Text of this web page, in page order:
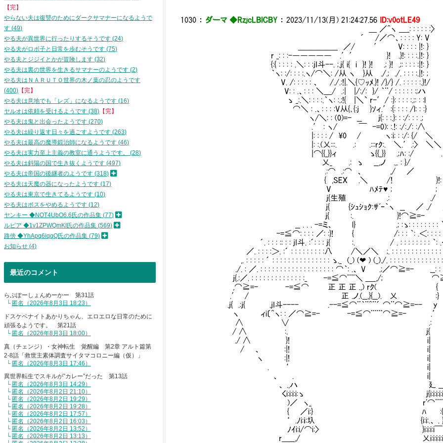
1030 ： ダーマ ◆RzjcLBlCBY ： 2023/11/13(月) 21:24:27.56
ID:v0otLE49
＿ ／^ヽ ＿_: : : : : :〉
´ /／⌒、: : : : Y: V
＿＿＿＿＿ ／/ ′ V: : : : |!: }
r _: : :-――――― .′′ }! .}!: : : :.|!: }
{:{ : : : : .＼: : :jI斗--. ;.j{ i{ i }! }! .; }! .;: : : : :|!: }
｀ヽ: :/: : : :.ヽ/⌒＼: /从 ヽⅣ}从 ./.; ./. : : : :.|!: ;
V. /: : : : : 、 /./.:!|.＼{♡ｯﾒ.}! /}/} /. : : : : :.}!/
V: : .、: : : ＼＿/ .:| |/:/: }/ ｀¨/ : : : : : :;ハ
ゝ _:.＼: : : :.｀ヽ: :.;!{ |＼` r-′/ :}: : : : :.;: : :l
⌒＼ : .、: : : :V从{､{:j }ｿィ.′:{: : : : /l: : :}
ヽ/＼: : (0)=- __ j{: : :.}: : :/: : : .;
.′ : ヽ/ ￣ -=0): :.!: :/:./: :∧
|: : : : / \0 / ヽ:i: : :/: {/ ＼
|: :.(乂:::. .: .:::rｸ:. ＼.′.:〉 ＼＼
|⌒{{_}}ィ ゝ{{_}} .;ﾊ: :/ .
乂_ .: ゝ __,ノ .,. : }/
.:⌒ .:⌒ 、 ,/ ／ .
{ ,SEX .＼ /! }!:
V ﾊﾒﾃ♥ ; ;
j{生殖 .: ./
j{ {ｼｭｼｮｸ:ｻﾞｰ｀ヽ __ ／ ./
j{ :. }!⌒≧=-
__ . . . -=ミ、 l} .; :ゝ: : : : : : : : ｀:
-=≦⌒: : : : ／: :}! { /: : : ｀: .＜: : : : : : .
´. : : : :: : : jI斗. :´: : : j{ :. / . : : : : : : : : ｀: .＜: :
／. : : : :＞. :´ : : : : : : : : :八 /＼／＼ ;. : : : : : : : : : : : : : :
,. : : : : : ´ : : : : : : : : : : : : : : : ゝ._ (_) (❤ ) (_)./. : : : : : : : : : : : : : : :
./. : ／. : : : : : : : : : : : : : : : : : : : ⌒｀: .、 V .;／⌒≧=- __: : : :
j{.:／. : : : : : : : : : : : : : :_ -=≦⌒¨¨＼ ＿_,/;
,⌒≧=- -=≦⌒ 正 正 正 .,) rｸ( {
.′ / 正 .ノ.(__,}{__). 乂 :}
.j{ .:j{ .jI斗---- .--=≦⌒¨｀¨^¨´
ヽ ィi〔^ヽ: : ／⌒≧=- -
∧ ∨ .:
/ ∧ :. j{
./ ∧ }! i|
/ 、 :|! i|
ヽ :|! i|
. ‘ i|
、 . i|
、 .,ハ 廴
くi:i:i:i:ゝ
)／ ヽ_
{ ／i:} ﾊ :{
‘ .ﾉi:ｉ:圦 {i:i:.、 .
ﾉｲi:i/⌒i:〉 }i:i:i:i￣
r＿__,/ 乂i:i:i:i:i:i:i
【完】
やらない夫は復讐のためにダークサマナーになるようで
す 49
やる夫が異世界に行ったりするそうです 24
やる夫がロボ子と日常を歩むそうです 75
やる夫とジジイとかが冒険します 32
やる夫は裏の世界を生きるサマナーのようです 2
やる夫はＮＡＲＵＴＯ世界の木ノ葉の忍のようです
400
【完】
やる夫は意地でも「レズ」になるようです 16
ヤルオは依頼を受けるようです 38
【完】
やる夫は鬼と出会ったようです 270
やる夫は繰り返す日々を過ごすようです 263
やる夫は最高の魔導鍛治師になるようです 46
やる夫は実力至上主義の教室に通うようです。
28
やる夫は斜陽の国で生き抜くようです 497
やる夫は帝国の後継者のようです 318
やる夫は天魔の器になったようです 17
やる夫は東京で生きてるようです 10
やる夫はボスをやめるようです 12
ヤンキー ◆NOT4UbO6.6氏の作品集 77
ルピア ◆1v1ZPWQmKI氏の作品集 569
路傍 ◆YhApq6iqqQ氏の作品集 79
お知らせ 4
最近のコメント
らぶぽーしょんめーかー 第31話
匿名（2026年8月3日 18:23）
ドスケベナイトあかりちゃん、エロエロな日常のために
頑張るようです。 第21話
匿名（2026年8月3日 18:00）
真（チェンジ）・女神転生 覚醒編 第2章 アルト篇第
2-8話「救世主素体調査サイタマコロニー編（仮）」
匿名（2026年8月3日 17:46）
異世界転生でスキルが”カレー”だった 第13話
匿名（2026年8月3日 14:29）
匿名（2026年8月2日 21:10）
匿名（2026年8月2日 19:29）
匿名（2026年8月2日 19:28）
匿名（2026年8月2日 17:57）
匿名（2026年8月2日 16:03）
匿名（2026年8月2日 13:52）
匿名（2026年8月2日 13:13）